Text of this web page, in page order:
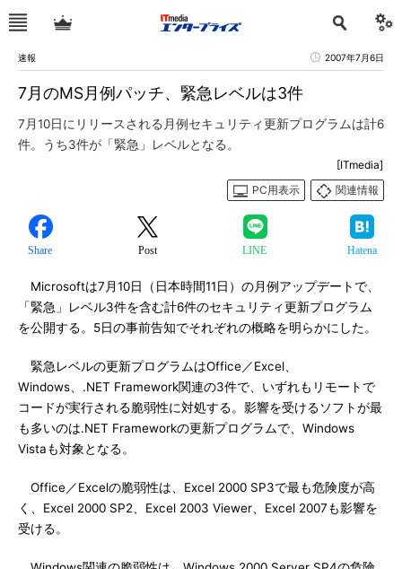
速報 2007年7月6日
7月のMS月例パッチ、緊急レベルは3件
7月10日にリリースされる月例セキュリティ更新プログラムは計6
件。うち3件が「緊急」レベルとなる。
[ITmedia]
PC用表示
関連情報
Share Post LINE Hatena
Microsoftは7月10日（日本時間11日）の月例アップデートで、
「緊急」レベル3件を含む計6件のセキュリティ更新プログラム
を公開する。5日の事前告知でそれぞれの概略を明らかにした。
緊急レベルの更新プログラムはOffice／Excel、
Windows、.NET Framework関連の3件で、いずれもリモートで
コードが実行される脆弱性に対処する。影響を受けるソフトが最
も多いのは.NET Frameworkの更新プログラムで、Windows
Vistaも対象となる。
Office／Excelの脆弱性は、Excel 2000 SP3で最も危険度が高
く、Excel 2000 SP2、Excel 2003 Viewer、Excel 2007も影響を
受ける。